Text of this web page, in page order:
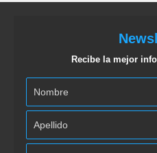
Recibe la mejor